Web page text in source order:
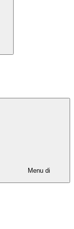
Menu di